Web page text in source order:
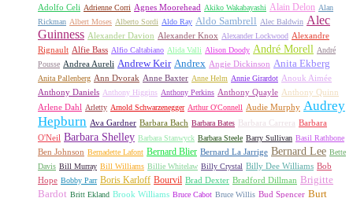
Adolfo Celi Adrienne Corri Agnes Moorehead Akiko Wakabayashi Alain Delon Alan
Rickman Albert Moses Alberto Sordi Aldo Ray Aldo Sambrell Alec Baldwin Alec
Guinness Alexander Davion Alexander Knox Alexander Lockwood Alexandre
Rignault Alfie Bass Alfio Caltabiano Alida Valli Alison Doody André Morell André
Pousse Andrea Aureli Andrew Keir Andrex Angie Dickinson Anita Ekberg
Anita Pallenberg Ann Dvorak Anne Baxter Anne Helm Annie Girardot Anouk Aimée
Anthony Daniels Anthony Higgins Anthony Perkins Anthony Quayle Anthony Quinn
Arlene Dahl Arletty Arnold Schwarzenegger Arthur O'Connell Audie Murphy Audrey
Hepburn Ava Gardner Barbara Bach Barbara Bates Barbara Carrera Barbara
O'Neil Barbara Shelley Barbara Stanwyck Barbara Steele Barry Sullivan Basil Rathbone
Ben Johnson Bernadette Lafont Bernard Blier Bernard La Jarrige Bernard Lee Bette
Davis Bill Murray Bill Williams Billie Whitelaw Billy Crystal Billy Dee Williams Bob
Hope Bobby Parr Boris Karloff Bourvil Brad Dexter Bradford Dillman Brigitte
Bardot Britt Ekland Brook Williams Bruce Cabot Bruce Willis Bud Spencer Burt